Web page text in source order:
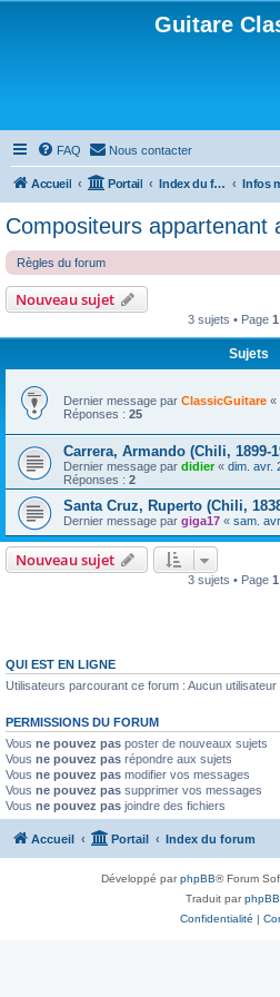
Guitare
FAQ Nous contacter
Accueil Portail Index du forum
Compositeurs appartenant
Règles du forum
Nouveau sujet
3 sujets • Page 1
Sujets
Dernier message par ClassicGuitare «
Réponses : 25
Carrera, Armando (Chili, 1899-
Dernier message par didier« dim. avr.
Réponses : 2
Santa Cruz, Ruperto (Chili,
Dernier message par giga17 « sam.
Nouveau sujet
3 sujets • Page 1
QUI EST EN LIGNE
Utilisateurs parcourant ce forum : Aucun
PERMISSIONS DU FORUM
Vous ne pouvez pas poster de nouveaux sujets
Vous ne pouvez pas répondre aux sujets
Vous ne pouvez pas modifier vos messages
Vous ne pouvez pas supprimer vos messages
Vous ne pouvez pas joindre des fichiers
Accueil Portail Index du forum
Développé parphpBB® Forum
Traduit par
Confidentialité |